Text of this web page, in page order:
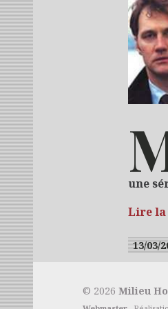
une
Lire la
13/03/
© 2026 Milieu